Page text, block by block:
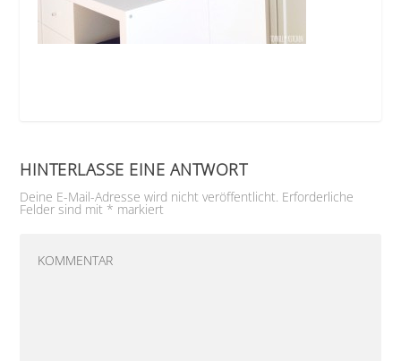
HINTERLASSE EINE ANTWORT
Deine E-Mail-Adresse wird nicht veröffentlicht. Erforderliche
Felder sind mit * markiert